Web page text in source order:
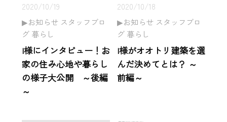
2020/10/19
お知らせ スタッフブロ
グ 暮らし
I様にインタビュー！お
家の住み心地や暮らし
の様子大公開 ～後編
～
2020/10/18
お知らせ スタッフブロ
グ 暮らし
I様がオオトリ建築を選
んだ決めてとは？ ～
前編～